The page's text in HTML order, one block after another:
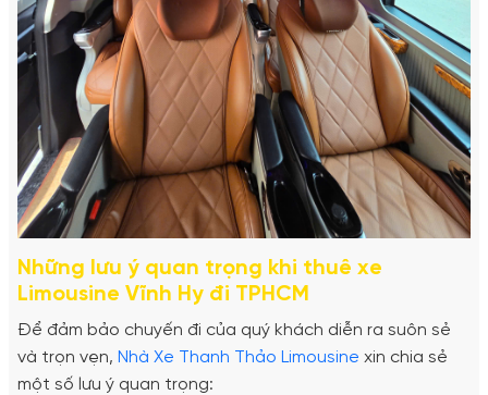
Những lưu ý quan trọng khi thuê xe
Limousine Vĩnh Hy đi TPHCM
Để đảm bảo chuyến đi của quý khách diễn ra suôn sẻ
và trọn vẹn, Nhà Xe Thanh Thảo Limousine xin chia sẻ
một số lưu ý quan trọng: